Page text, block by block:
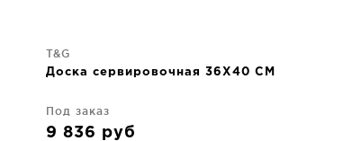
T&G
Доска сервировочная 36X40 CM
Под заказ
9 836 руб